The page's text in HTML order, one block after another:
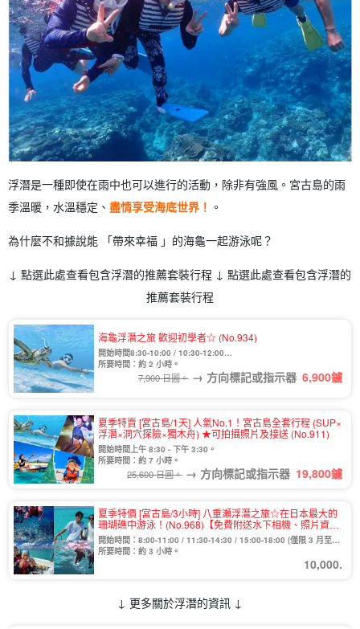
浮潛是一種即使在雨中也可以進行的活動，除非有強風。宮古島的雨
季溫暖，水溫穩定、 盡情享受海底世界！ 。
為什麼不和據說能 「帶來幸福 」的海龜一起游泳呢？
↓ 點選此處查看包含浮潛的推薦套裝行程 ↓ 點選此處查看包含浮潛的
推薦套裝行程
海龜浮潛之旅 歡迎初學者☆ (No.934)
開始時間8:30-10:00 / 10:30-12:00
13:30-15:00 / 15:30-17:00
所要時間：約 2 小時。
7,900 日圓。 → 方向標記或指示器 6,900鑢
夏季特賣 [宮古島/1天] 人氣No.1！宮古島全套行程 (SUP×
浮潛×洞穴探險×獨木舟) ★可拍攝照片及接送 (No.911)
開始時間上午 8:30 - 下午 3:30。
所要時間：約 7 小時。
25,600 日圓。 → 方向標記或指示器 19,800鑢
夏季特價 [宮古島/3小時] 八重瀬浮潛之旅☆在日本最大的
珊瑚礁中游泳！(No.968)【免費附送水下相機、照片資
料】(No.968)
開始時間：8:00-11:00 / 11:30-14:30 / 15:00-18:00 (僅限 3 月至
10 月) / 13:00-16:00 (僅限 12 月至 1 月)。
所要時間：約 3 小時。
10,000.
↓ 更多關於浮潛的資訊 ↓